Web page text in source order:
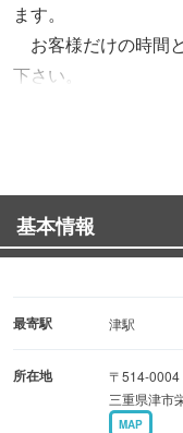
ます。
お客様だけの時間
下さい。
放題付き）
★特別コース【8品
放題付き）
み放題付き）
基本情報
最寄駅 津駅
所在地
〒514-0004
三重県津市
MAP